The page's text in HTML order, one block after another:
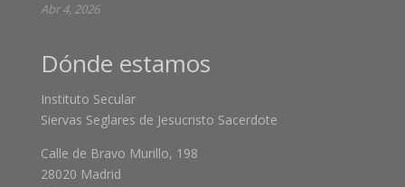
Abr 4, 2026
Dónde estamos
Instituto Secular
Siervas Seglares de Jesucristo Sacerdote
Calle de Bravo Murillo, 198
28020 Madrid